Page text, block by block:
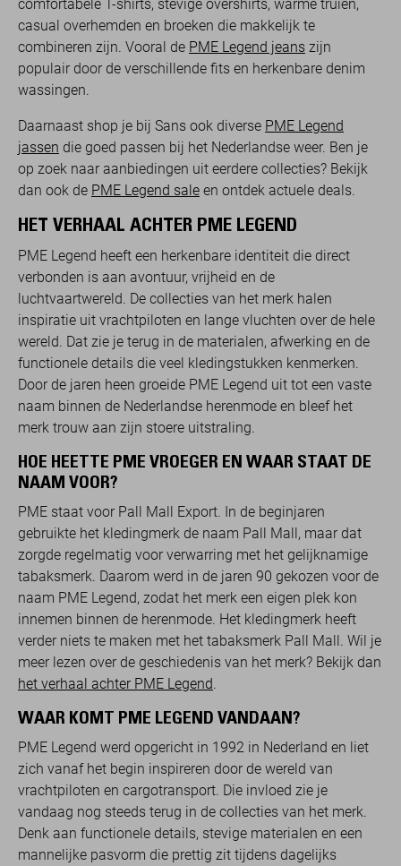
comfortabele T-shirts, stevige overshirts, warme truien,
casual overhemden en broeken die makkelijk te
combineren zijn. Vooral de PME Legend jeans zijn
populair door de verschillende fits en herkenbare denim
wassingen.
Daarnaast shop je bij Sans ook diverse PME Legend
jassen die goed passen bij het Nederlandse weer. Ben je
op zoek naar aanbiedingen uit eerdere collecties? Bekijk
dan ook de PME Legend sale en ontdek actuele deals.
HET VERHAAL ACHTER PME LEGEND
PME Legend heeft een herkenbare identiteit die direct
verbonden is aan avontuur, vrijheid en de
luchtvaartwereld. De collecties van het merk halen
inspiratie uit vrachtpiloten en lange vluchten over de hele
wereld. Dat zie je terug in de materialen, afwerking en de
functionele details die veel kledingstukken kenmerken.
Door de jaren heen groeide PME Legend uit tot een vaste
naam binnen de Nederlandse herenmode en bleef het
merk trouw aan zijn stoere uitstraling.
HOE HEETTE PME VROEGER EN WAAR STAAT DE
NAAM VOOR?
PME staat voor Pall Mall Export. In de beginjaren
gebruikte het kledingmerk de naam Pall Mall, maar dat
zorgde regelmatig voor verwarring met het gelijknamige
tabaksmerk. Daarom werd in de jaren 90 gekozen voor de
naam PME Legend, zodat het merk een eigen plek kon
innemen binnen de herenmode. Het kledingmerk heeft
verder niets te maken met het tabaksmerk Pall Mall. Wil je
meer lezen over de geschiedenis van het merk? Bekijk dan
het verhaal achter PME Legend.
WAAR KOMT PME LEGEND VANDAAN?
PME Legend werd opgericht in 1992 in Nederland en liet
zich vanaf het begin inspireren door de wereld van
vrachtpiloten en cargotransport. Die invloed zie je
vandaag nog steeds terug in de collecties van het merk.
Denk aan functionele details, stevige materialen en een
mannelijke pasvorm die prettig zit tijdens dagelijks